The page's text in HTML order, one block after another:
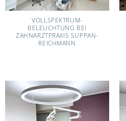
VOLLSPEKTRUM-
BELEUCHTUNG BEI
ZAHNARZTPRAXIS SUPPAN-
REICHMANN